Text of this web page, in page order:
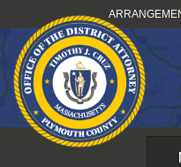
til
innhold